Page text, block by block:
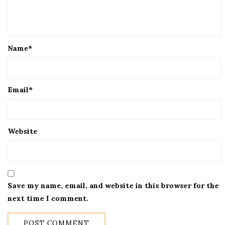
Name*
Email*
Website
Save my name, email, and website in this browser for the
next time I comment.